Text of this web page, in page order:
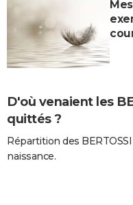
D'où venaient les
quittés ?
Répartition des
naissance.